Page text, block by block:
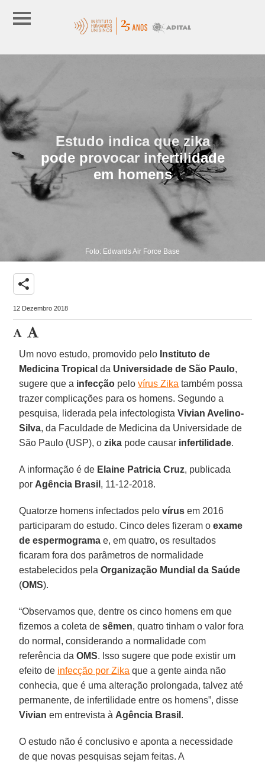
Estudo indica que zika
pode provocar infertilidade
em homens
Foto: Edwards Air Force Base
share
12 Dezembro 2018
Um novo estudo, promovido pelo Instituto de
Medicina Tropical da Universidade de São Paulo,
sugere que a infecção pelovírus Zika também possa
trazer complicações para os homens. Segundo a
pesquisa, liderada pela infectologistaVivian Avelino-
Silva, da Faculdade de Medicina da Universidade de
São Paulo (USP), ozika pode causar infertilidade.
A informação é de Elaine Patricia Cruz, publicada
por Agência Brasil , 11-12-2018.
Quatorze homens infectados pelovírus em 2016
participaram do estudo. Cinco deles fizeram oexame
de espermograma e, em quatro, os resultados
ficaram fora dos parâmetros de normalidade
estabelecidos pelaOrganização Mundial da Saúde
(OMS).
“Observamos que, dentre os cinco homens em que
fizemos a coleta desêmen, quatro tinham o valor fora
do normal, considerando a normalidade com
referência daOMS. Isso sugere que pode existir um
efeito de infecção por Zika que a gente ainda não
conhecia, que é uma alteração prolongada, talvez até
permanente, de infertilidade entre os homens”, disse
Vivian em entrevista à Agência Brasil .
O estudo não é conclusivo e aponta a necessidade
de que novas pesquisas sejam feitas. A